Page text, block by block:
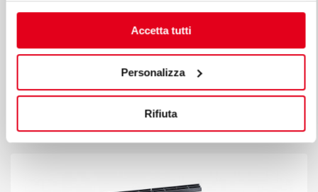
Accetta tutti
Personalizza
Rifiuta
ELEKTR.URZĄDZENIE DO KĄPIELI WODNEJ